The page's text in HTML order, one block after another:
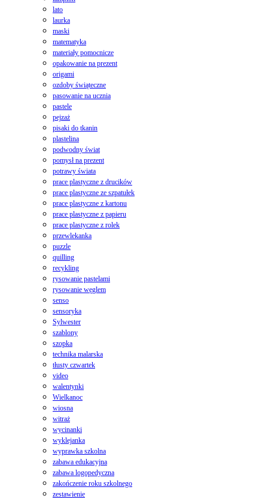
lato
laurka
maski
matematyka
materiały pomocnicze
opakowanie na prezent
origami
ozdoby świąteczne
pasowanie na ucznia
pastele
pejzaż
pisaki do tkanin
plastelina
podwodny świat
pomysł na prezent
potrawy świata
prace plastyczne z drucików
prace plastyczne ze szpatułek
prace plastyczne z kartonu
prace plastyczne z papieru
prace plastyczne z rolek
przewlekanka
puzzle
quilling
recykling
rysowanie pastelami
rysowanie węglem
senso
sensoryka
Sylwester
szablony
szopka
technika malarska
tłusty czwartek
video
walentynki
Wielkanoc
wiosna
witraż
wycinanki
wyklejanka
wyprawka szkolna
zabawa edukacyjna
zabawa logopedyczna
zakończenie roku szkolnego
zestawienie